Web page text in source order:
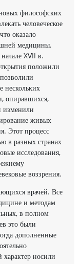
философских
человеческое
оказало
медицины.
XVII в.
положили
нескольких
опиравшихся,
изменили
живых
Этот процесс
в разных странах
исследования,
воззрения.
врачей. Все
и методам
в полном
это были
дополненные
характер носили